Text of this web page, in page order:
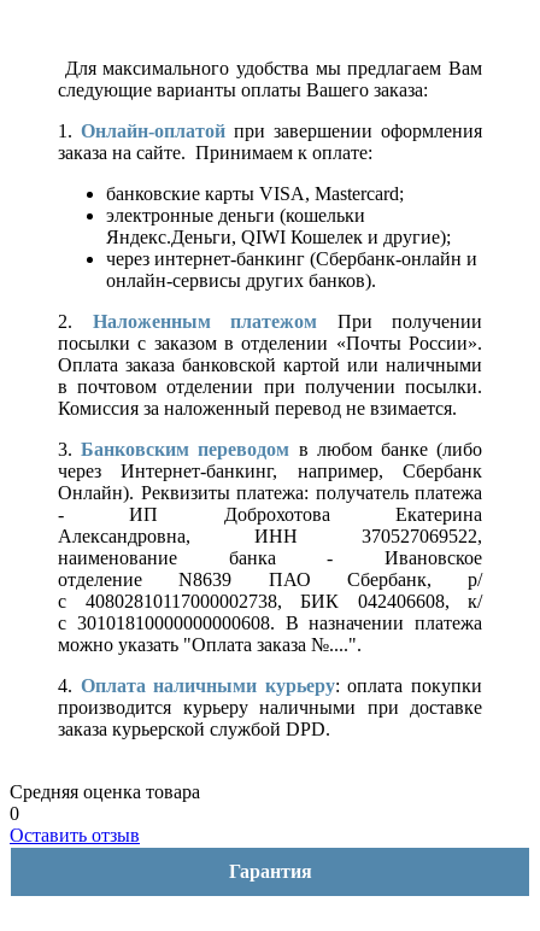
Для максимального удобства мы предлагаем Вам
следующие варианты оплаты Вашего заказа:
1. Онлайн-оплатой при завершении оформления
заказа на сайте. Принимаем к оплате:
банковские карты VISA, Mastercard;
электронные деньги (кошельки
Яндекс.Деньги, QIWI Кошелек и другие);
через интернет-банкинг (Сбербанк-онлайн и
онлайн-сервисы других банков).
2. Наложенным платежом При получении
посылки с заказом в отделении «Почты России».
Оплата заказа банковской картой или наличными
в почтовом отделении при получении посылки.
Комиссия за наложенный перевод не взимается.
3.Банковским переводом в любом банке (либо
через Интернет-банкинг, например, Сбербанк
Онлайн). Реквизиты платежа: получатель платежа
- ИП Доброхотова Екатерина
Александровна, ИНН 370527069522,
наименование банка - Ивановское
отделение N8639 ПАО Сбербанк, р/
с 40802810117000002738, БИК 042406608, к/
с 30101810000000000608. В назначении платежа
можно указать "Оплата заказа №....".
4. Оплата наличными курьеру: оплата покупки
производится курьеру наличными при доставке
заказа курьерской службой DPD.
Средняя оценка товара
0
Оставить отзыв
Гарантия